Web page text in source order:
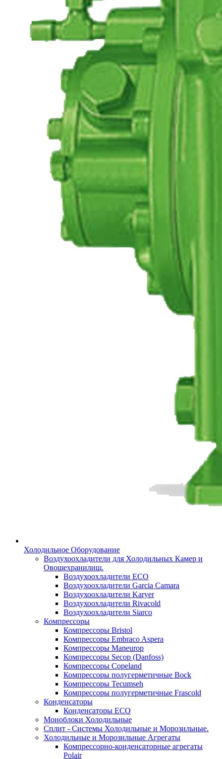
Холодильное Оборудование
Воздухоохладители для Холодильных Камер и
Овощехранилищ.
Воздухоохладители ECO
Воздухоохладители Garcia Camara
Воздухоохладители Karyer
Воздухоохладители Rivacold
Воздухоохладители Siarco
Компрессоры
Компрессоры Bristol
Компрессоры Embraco Aspera
Компрессоры Maneurop
Компрессоры Secop (Danfoss)
Компрессоры Copeland
Компрессоры полугерметичные Bock
Компрессоры Tecumseh
Компрессоры полугерметичные Frascold
Конденсаторы
Конденсаторы ECO
Моноблоки Холодильные
Сплит - Системы Холодильные и Морозильные.
Холодильные и Морозильные Агрегаты
Компрессорно-конденсаторные агрегаты
Polair